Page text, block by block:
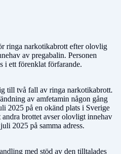
ringa narkotikabrott efter olovlig
av pregabalin. Personen
i ett förenklat förfarande.
till två fall av ringa narkotikabrott.
av amfetamin någon gång
2025 på en okänd plats i Sverige
brottet avser olovligt innehav
2025 på samma adress.
med stöd av den tilltalades